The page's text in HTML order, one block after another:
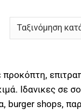
high
Ιδανικες σε
burger shops,